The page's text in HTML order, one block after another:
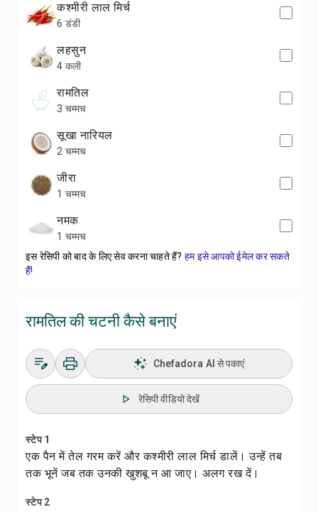
कश्मीरी लाल मिर्च
6 डंडी
लहसुन
4 कली
रामतिल
3 चम्मच
सूखा नारियल
2 चम्मच
जीरा
1 चम्मच
नमक
1 चम्मच
इस रेसिपी को बाद के लिए सेव करना चाहते हैं? हम इसे आपको ईमेल कर सकते
हैं!
रामतिल की चटनी कैसे बनाएं
Chefadora AI से पकाएं
रेसिपी वीडियो देखें
स्टेप 1
एक पैन में तेल गरम करें और कश्मीरी लाल मिर्च डालें। उन्हें तब
तक भूनें जब तक उनकी खुशबू न आ जाए। अलग रख दें।
स्टेप 2